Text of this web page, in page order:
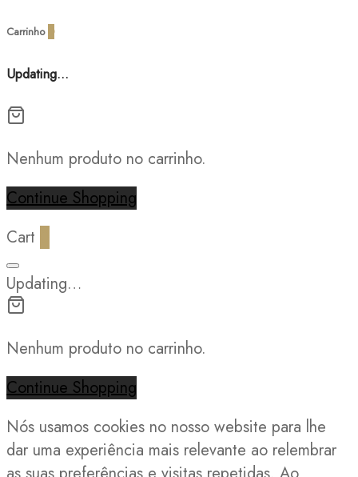
Carrinho
Updating…
Nenhum produto no carrinho.
Continue Shopping
Cart
Updating…
Nenhum produto no carrinho.
Continue Shopping
Nós usamos cookies no nosso website para lhe
dar uma experiência mais relevante ao relembrar